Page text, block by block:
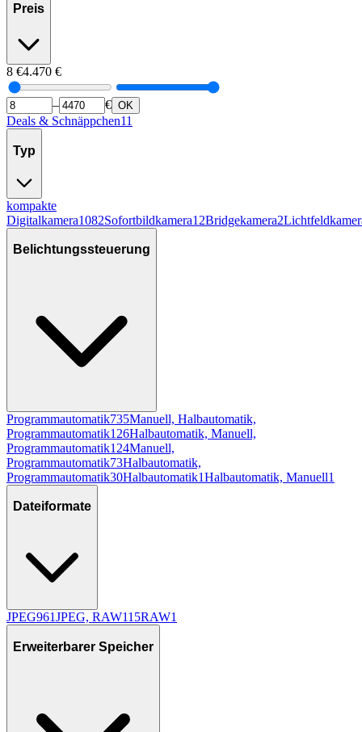
Preis
8 €4.470 €
– € OK
Deals & Schnäppchen11
Typ
kompakte
Digitalkamera1082Sofortbildkamera12Bridgekamera2
Belichtungssteuerung
Programmautomatik735Manuell, Halbautomatik,
Programmautomatik126Halbautomatik, Manuell,
Programmautomatik124Manuell,
Programmautomatik73Halbautomatik,
Programmautomatik30Halbautomatik1Halbautomatik, Manuell1
Dateiformate
JPEG961JPEG, RAW115RAW1
Erweiterbarer Speicher